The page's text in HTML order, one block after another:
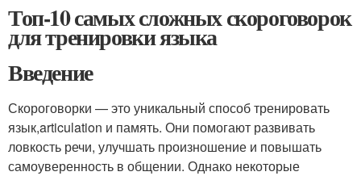
Топ-10 самых сложных скороговорок
для тренировки языка
Введение
Скороговорки — это уникальный способ тренировать
язык,articulation и память. Они помогают развивать
ловкость речи, улучшать произношение и повышать
самоуверенность в общении. Однако некоторые